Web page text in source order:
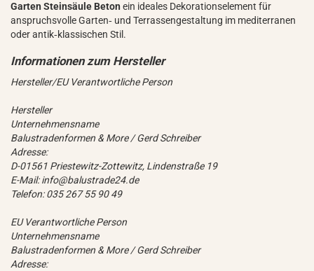
Garten Steinsäule Beton ein ideales Dekorationselement für
anspruchsvolle Garten‑ und Terrassengestaltung im mediterranen
oder antik‑klassischen Stil.
Hersteller/EU Verantwortliche Person
Hersteller
Unternehmensname
Balustradenformen & More / Gerd Schreiber
Adresse:
D-01561 Priestewitz-Zottewitz, Lindenstraße 19
E-Mail: info@balustrade24.de
Telefon: 035 267 55 90 49
EU Verantwortliche Person
Unternehmensname
Balustradenformen & More / Gerd Schreiber
Adresse: